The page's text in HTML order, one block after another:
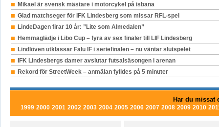
Mikael är svensk mästare i motorcykel på isbana
Glad matchseger för IFK Lindesberg som missar RFL-spel
LindeDagen firar 10 år: ”Lite som Almedalen”
Hemmaglädje i Libo Cup – fyra av sex finaler till LIF Lindesberg
Lindlöven utklassar Falu IF i seriefinalen – nu väntar slutspelet
IFK Lindesbergs damer avslutar futsalsäsongen i arenan
Rekord för StreetWeek – anmälan fylldes på 5 minuter
Har du missat
1999 2000 2001 2002 2003 2004 2005 2006 2007 2008 2009 2010